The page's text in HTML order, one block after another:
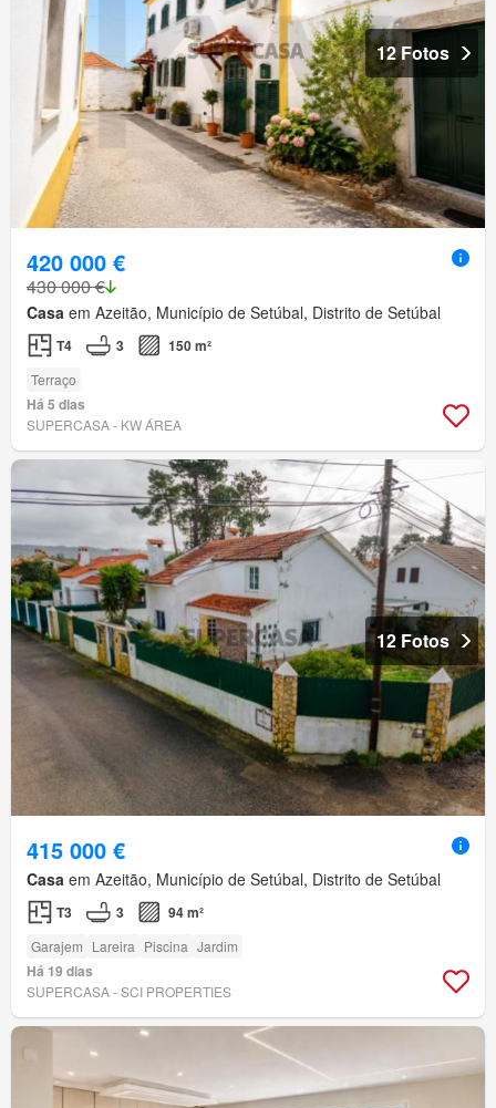
12 Fotos
420 000 €
430 000 €
Casa em Azeitão, Município de Setúbal, Distrito de Setúbal
T4 3 150 m²
Terraço
Há 5 dias
SUPERCASA - KW ÁREA
12 Fotos
415 000 €
Casa em Azeitão, Município de Setúbal, Distrito de Setúbal
T3 3 94 m²
Garajem Lareira Piscina Jardim
Há 19 dias
SUPERCASA - SCI PROPERTIES